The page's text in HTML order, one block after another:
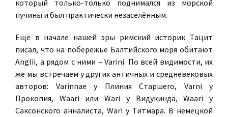
который только-только поднимался из морской
пучины и был практически незаселённым.
Ещё в начале нашей эры римский историк Тацит
писал, что на побережье Балтийского моря обитают
Anglii, а рядом с ними – Varini. По всей видимости, их
же мы встречаем у других античных и средневековых
авторов: Varinnae у Плиния Старшего, Varni у
Прокопия, Waari или Wari у Видукинда, Waari у
Саксонского анналиста, Wari у Титмара. В немецкой